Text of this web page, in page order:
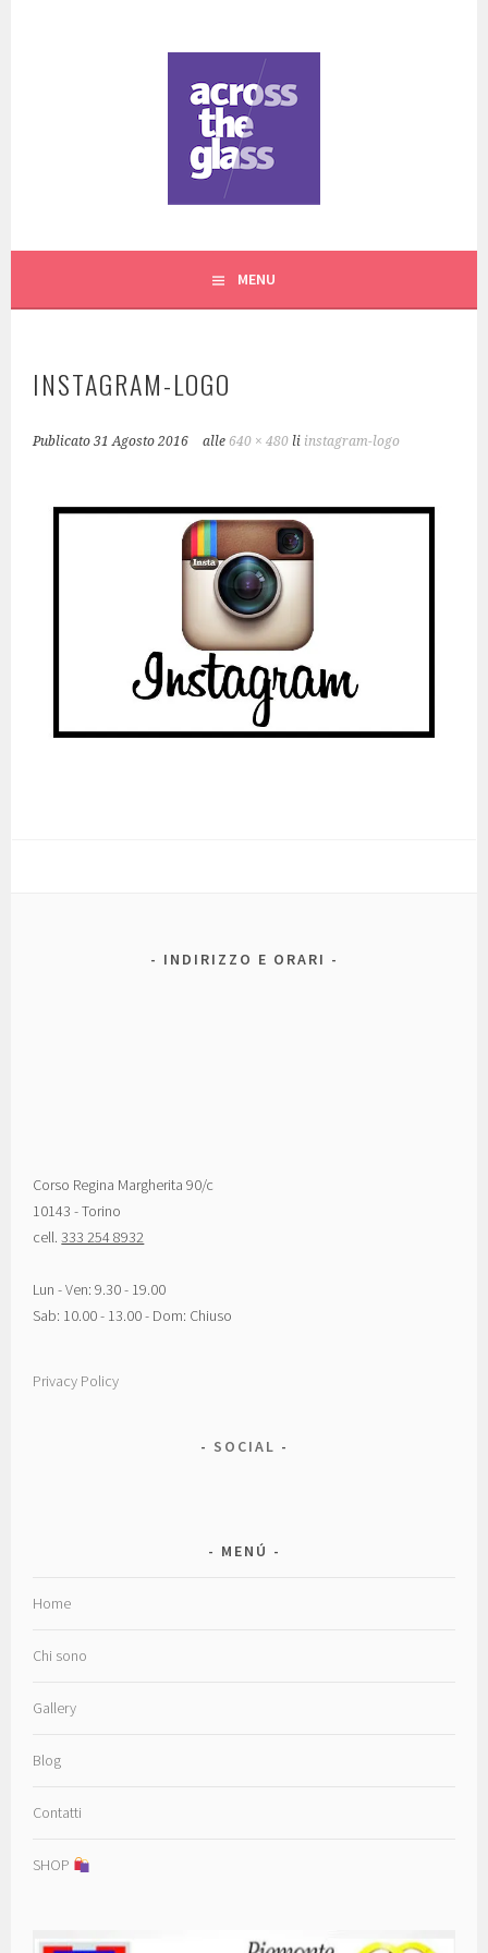
ACROSS THE GLASS
MENU
INSTAGRAM-LOGO
Publicato31 Agosto 2016 alle 640 × 480 li instagram-logo
INDIRIZZO E ORARI
Corso Regina Margherita 90/c
10143 - Torino
cell.333 254 8932
Lun - Ven: 9.30 - 19.00
Sab: 10.00 - 13.00 - Dom: Chiuso
Privacy Policy
SOCIAL
MENÚ
Home
Chi sono
Gallery
Blog
Contatti
SHOP